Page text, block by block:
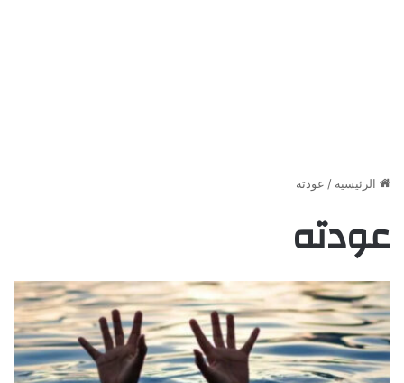
الرئيسية / عودته
عودته